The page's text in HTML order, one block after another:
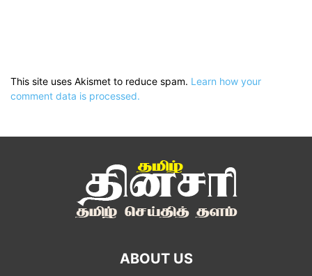
This site uses Akismet to reduce spam. Learn how your
comment data is processed.
ABOUT US